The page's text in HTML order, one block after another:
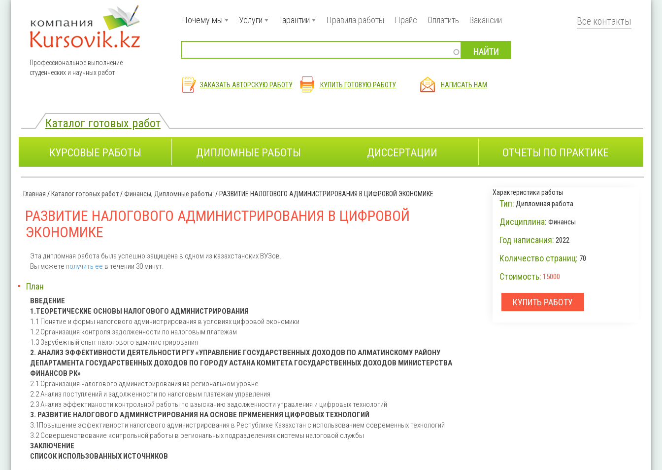
Профессиональное выполнение
студенческих и научных работ
Почему мы Услуги Гарантии Правила работы Прайс Оплатить Вакансии
ЗАКАЗАТЬ АВТОРСКУЮ РАБОТУ КУПИТЬ ГОТОВУЮ РАБОТУ НАПИСАТЬ НАМ
Все контакты
Каталог готовых работ
КУРСОВЫЕ РАБОТЫ ДИПЛОМНЫЕ РАБОТЫ ДИССЕРТАЦИИ ОТЧЕТЫ ПО ПРАКТИКЕ
Главная / Каталог готовых работ/Финансы, Дипломные работы: / РАЗВИТИЕ НАЛОГОВОГО АДМИНИСТРИРОВАНИЯ В ЦИФРОВОЙ ЭКОНОМИКЕ
РАЗВИТИЕ НАЛОГОВОГО АДМИНИСТРИРОВАНИЯ В ЦИФРОВОЙ
ЭКОНОМИКЕ
Эта дипломная работа была успешно защищена в одном из казахстанских ВУЗов.
Вы можете получить ее в течении 30 минут.
План
ВВЕДЕНИЕ
1.ТЕОРЕТИЧЕСКИЕ ОСНОВЫ НАЛОГОВОГО АДМИНИСТРИРОВАНИЯ
1.1 Понятие и формы налогового администрирования в условиях цифровой экономики
1.2 Организация контроля задолженности по налоговым платежам
1.3 Зарубежный опыт налогового администрирования
2. АНАЛИЗ ЭФФЕКТИВНОСТИ ДЕЯТЕЛЬНОСТИ РГУ «УПРАВЛЕНИЕ ГОСУДАРСТВЕННЫХ ДОХОДОВ ПО АЛМАТИНСКОМУ РАЙОНУ
ДЕПАРТАМЕНТА ГОСУДАРСТВЕННЫХ ДОХОДОВ ПО ГОРОДУ АСТАНА КОМИТЕТА ГОСУДАРСТВЕННЫХ ДОХОДОВ МИНИСТЕРСТВА
ФИНАНСОВ РК»
2.1 Организация налогового администрирования на региональном уровне
2.2 Анализ поступлений и задолженности по налоговым платежам управления
2.3 Анализ эффективности контрольной работы по взысканию задолженности управления и цифровых технологий
3. РАЗВИТИЕ НАЛОГОВОГО АДМИНИСТРИРОВАНИЯ НА ОСНОВЕ ПРИМЕНЕНИЯ ЦИФРОВЫХ ТЕХНОЛОГИЙ
3.1Повышение эффективности налогового администрирования в Республике Казахстан с использованием современных технологий
3.2 Совершенствование контрольной работы в региональных подразделениях системы налоговой службы
ЗАКЛЮЧЕНИЕ
СПИСОК ИСПОЛЬЗОВАННЫХ ИСТОЧНИКОВ
Характеристики работы
Тип: Дипломная работа
Дисциплина: Финансы
Год написания: 2022
Количество страниц: 70
Стоимость: 15000
КУПИТЬ РАБОТУ